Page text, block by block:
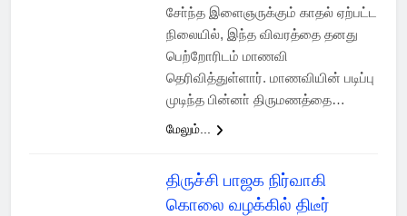
சோ்ந்த இளைஞருக்கும் காதல் ஏற்பட்ட
நிலையில், இந்த விவரத்தை தனது
பெற்றோரிடம் மாணவி
தெரிவித்துள்ளார். மாணவியின் படிப்பு
முடிந்த பின்னா் திருமணத்தை…
மேலும்...
திருச்சி பாஜக நிர்வாகி
கொலை வழக்கில் திடீர்